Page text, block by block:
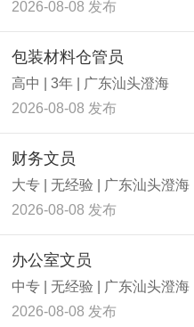
2026-08-08 发布
包装材料仓管员
高中 | 3年 | 广东汕头澄海
2026-08-08 发布
财务文员
大专 | 无经验 | 广东汕头澄海
2026-08-08 发布
办公室文员
中专 | 无经验 | 广东汕头澄海
2026-08-08 发布